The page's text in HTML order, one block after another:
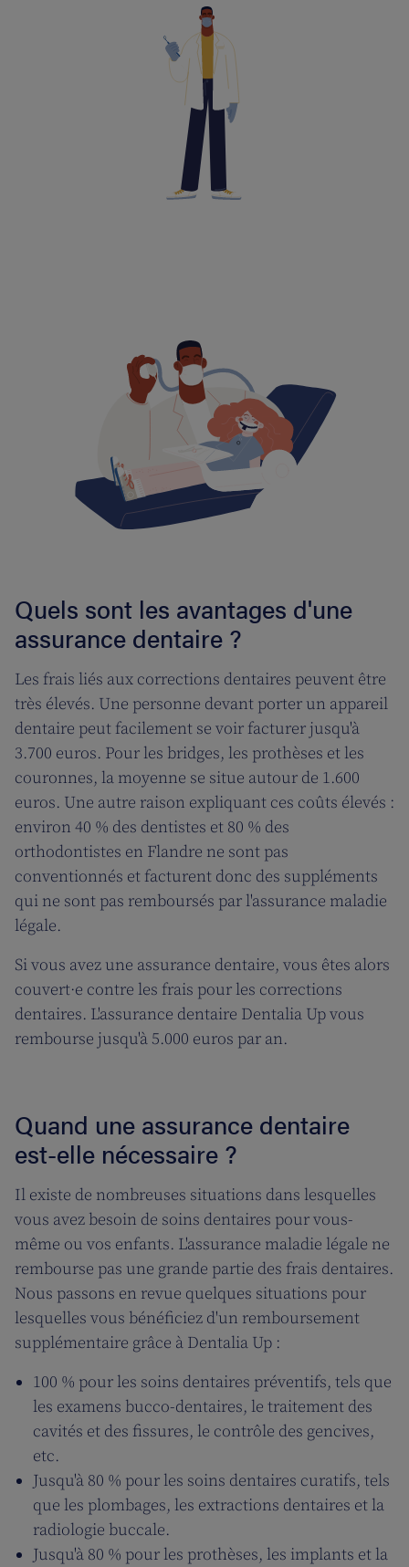
Quels sont les avantages d'une
assurance dentaire ?
Les frais liés aux corrections dentaires peuvent être
très élevés. Une personne devant porter un appareil
dentaire peut facilement se voir facturer jusqu'à
3.700 euros. Pour les bridges, les prothèses et les
couronnes, la moyenne se situe autour de 1.600
euros. Une autre raison expliquant ces coûts élevés :
environ 40 % des dentistes et 80 % des
orthodontistes en Flandre ne sont pas
conventionnés et facturent donc des suppléments
qui ne sont pas remboursés par l'assurance maladie
légale.
Si vous avez une assurance dentaire, vous êtes alors
couvert·e contre les frais pour les corrections
dentaires. L'assurance dentaire Dentalia Up vous
rembourse jusqu'à 5.000 euros par an.
Quand une assurance dentaire
est-elle nécessaire ?
Il existe de nombreuses situations dans lesquelles
vous avez besoin de soins dentaires pour vous-
même ou vos enfants. L'assurance maladie légale ne
rembourse pas une grande partie des frais dentaires.
Nous passons en revue quelques situations pour
lesquelles vous bénéficiez d'un remboursement
supplémentaire grâce à Dentalia Up :
100 % pour les soins dentaires préventifs, tels que
les examens bucco-dentaires, le traitement des
cavités et des fissures, le contrôle des gencives,
etc.
Jusqu'à 80 % pour les soins dentaires curatifs, tels
que les plombages, les extractions dentaires et la
radiologie buccale.
Jusqu'à 80 % pour les prothèses, les implants et la